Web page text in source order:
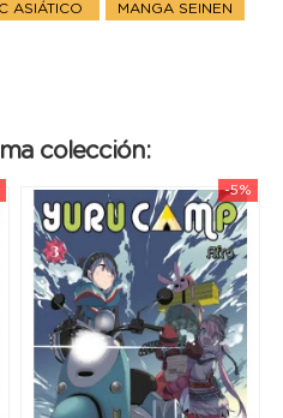
ASIÁTICO MANGA SEINEN
colección:
-5%